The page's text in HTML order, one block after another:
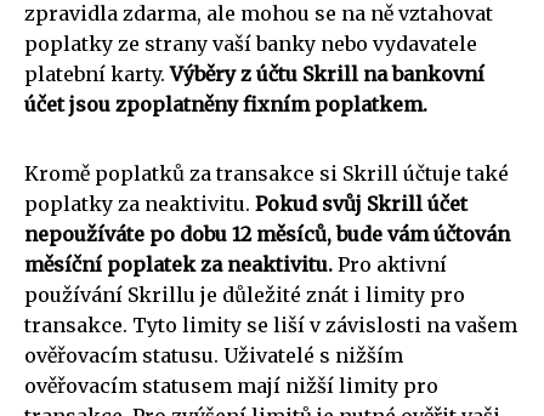
zpravidla zdarma, ale mohou se na ně vztahovat
poplatky ze strany vaší banky nebo vydavatele
platební karty.Výběry z účtu Skrill na bankovní
účet jsou zpoplatněny fixním poplatkem.
Kromě poplatků za transakce si Skrill účtuje také
poplatky za neaktivitu. Pokud svůj Skrill účet
nepoužíváte po dobu 12 měsíců, bude vám účtován
měsíční poplatek za neaktivitu. Pro aktivní
používání Skrillu je důležité znát i limity pro
transakce. Tyto limity se liší v závislosti na vašem
ověřovacím statusu. Uživatelé s nižším
ověřovacím statusem mají nižší limity pro